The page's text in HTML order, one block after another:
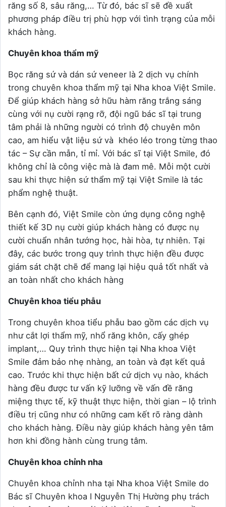
răng số 8, sâu răng,… Từ đó, bác sĩ sẽ đề xuất
phương pháp điều trị phù hợp với tình trạng của mỗi
khách hàng.
Chuyên khoa thẩm mỹ
Bọc răng sứ và dán sứ veneer là 2 dịch vụ chính
trong chuyên khoa thẩm mỹ tại Nha khoa Việt Smile.
Để giúp khách hàng sở hữu hàm răng trắng sáng
cùng với nụ cười rạng rỡ, đội ngũ bác sĩ tại trung
tâm phải là những người có trình độ chuyên môn
cao, am hiểu vật liệu sứ và khéo léo trong từng thao
tác – Sự cần mẫn, tỉ mỉ. Với bác sĩ tại Việt Smile, đó
không chỉ là công việc mà là đam mê. Mỗi một cười
sau khi thực hiện sứ thẩm mỹ tại Việt Smile là tác
phẩm nghệ thuật.
Bên cạnh đó, Việt Smile còn ứng dụng công nghệ
thiết kế 3D nụ cười giúp khách hàng có được nụ
cười chuẩn nhân tướng học, hài hòa, tự nhiên. Tại
đây, các bước trong quy trình thực hiện đều được
giám sát chặt chẽ để mang lại hiệu quả tốt nhất và
an toàn nhất cho khách hàng
Chuyên khoa tiểu phẫu
Trong chuyên khoa tiểu phẫu bao gồm các dịch vụ
như cắt lợi thẩm mỹ, nhổ răng khôn, cấy ghép
implant,… Quy trình thực hiện tại Nha khoa Việt
Smile đảm bảo nhẹ nhàng, an toàn và đạt kết quả
cao. Trước khi thực hiện bất cứ dịch vụ nào, khách
hàng đều được tư vấn kỹ lưỡng về vấn đề răng
miệng thực tế, kỹ thuật thực hiện, thời gian – lộ trình
điều trị cũng như có những cam kết rõ ràng dành
cho khách hàng. Điều này giúp khách hàng yên tâm
hơn khi đồng hành cùng trung tâm.
Chuyên khoa chỉnh nha
Chuyên khoa chỉnh nha tại Nha khoa Việt Smile do
Bác sĩ Chuyên khoa I Nguyễn Thị Hường phụ trách